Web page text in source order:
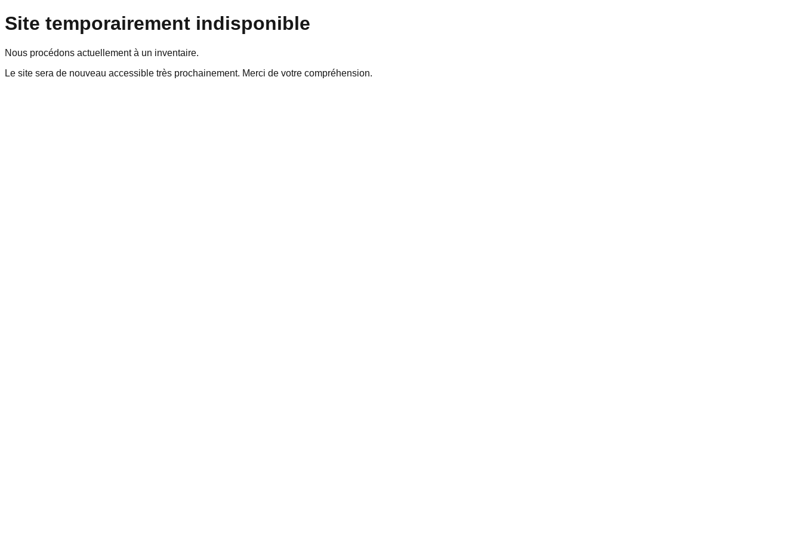
Site temporairement indisponible
Nous procédons actuellement à un inventaire.
Le site sera de nouveau accessible très prochainement. Merci de votre compréhension.